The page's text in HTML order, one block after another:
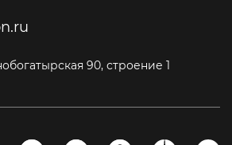
90, строение 1